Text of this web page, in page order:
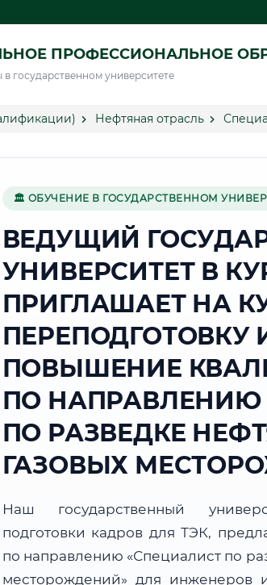
ПРОФЕССИОНАЛЬНОЕ
государственном университете
Нефтяная отрасль
🏛 ОБУЧЕНИЕ В ГОСУДАРСТВЕННОМ
ВЕДУЩИЙ
УНИВЕРСИТЕТ В
ПРИГЛАШАЕТ НА
ПЕРЕПОДГОТОВКУ
ПОВЫШЕНИЕ
ПО НАПРАВЛЕНИЮ
ПО РАЗВЕДКЕ
ГАЗОВЫХ
Наш государственный
подготовки кадров для ТЭК,
по направлению «Специалист по
месторождений» для инженеров